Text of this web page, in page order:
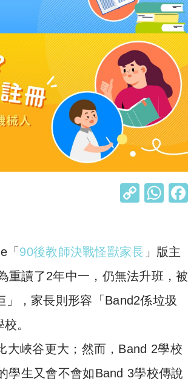
C
y
Li
n
k
W
s
A
p
p
「 90後教師決戰怪獸家長 」版主
重讀了2年中一，仍無法升班，被
，家長則形容「Band2係垃圾
。
大峽谷更大；然而，Band 2學校
學生又會不會如Band 3學校傳說